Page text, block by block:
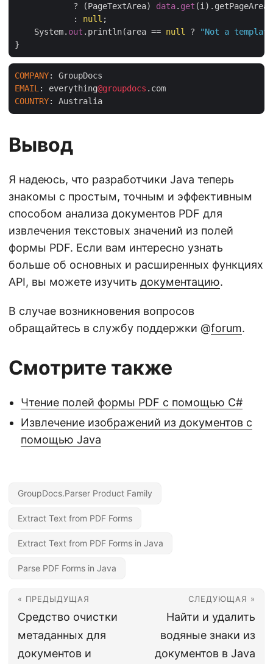
            ? (PageTextArea)
data. get
            :
null ;
    System.
out .println(area == null ?
"Not a
COMPANY
EMAIL : everything@groupdocs
COUNTRY
Вывод
Я надеюсь, что разработчики Java теперь
знакомы с простым, точным и эффективным
способом анализа документов PDF для
извлечения текстовых значений из полей
формы PDF. Если вам интересно узнать
больше об основных и расширенных функциях
API, вы можете изучить документацию.
В случае возникновения вопросов
обращайтесь в службу поддержки @forum.
Смотрите также
Чтение полей формы PDF с помощью C#
Извлечение изображений из документов с
помощью Java
GroupDocs.Parser Product Family
Extract Text from PDF Forms
Extract Text from PDF Forms in Java
Parse PDF Forms in Java
« ПРЕДЫДУЩАЯ
Средство очистки
метаданных для
документов и
СЛЕДУЮЩАЯ »
Найти и удалить
водяные знаки из
документов в Java